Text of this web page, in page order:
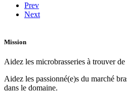
Prev
Next
Mission
Aidez les microbrasseries à trouver
Aidez les passionné(e)s du marché
dans le domaine.